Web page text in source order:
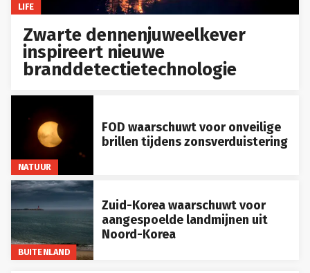
LIFE
Zwarte dennenjuweelkever
inspireert nieuwe
branddetectietechnologie
NATUUR
FOD waarschuwt voor onveilige
brillen tijdens zonsverduistering
BUITENLAND
Zuid-Korea waarschuwt voor
aangespoelde landmijnen uit
Noord-Korea